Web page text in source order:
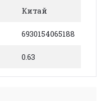
Китай
6930154065188
0.63